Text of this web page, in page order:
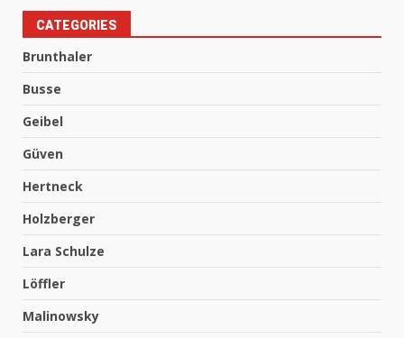
CATEGORIES
Brunthaler
Busse
Geibel
Güven
Hertneck
Holzberger
Lara Schulze
Löffler
Malinowsky